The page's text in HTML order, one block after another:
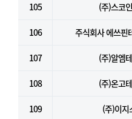
105 (주)스코
106 주식회사 에쓰핀
107 (주)알엠
108 (주)온고
109 (주)이지